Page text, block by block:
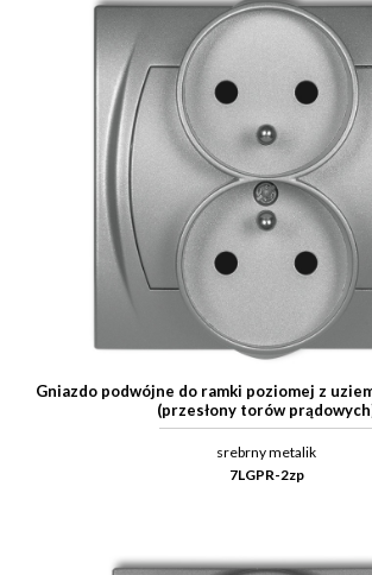
Gniazdo podwójne do ramki poziomej z
(przesłony torów
srebrny metalik
7LGPR-2zp